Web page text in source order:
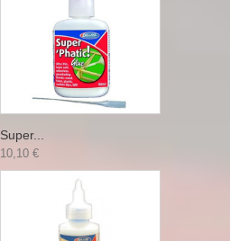
Super...
10,10 €